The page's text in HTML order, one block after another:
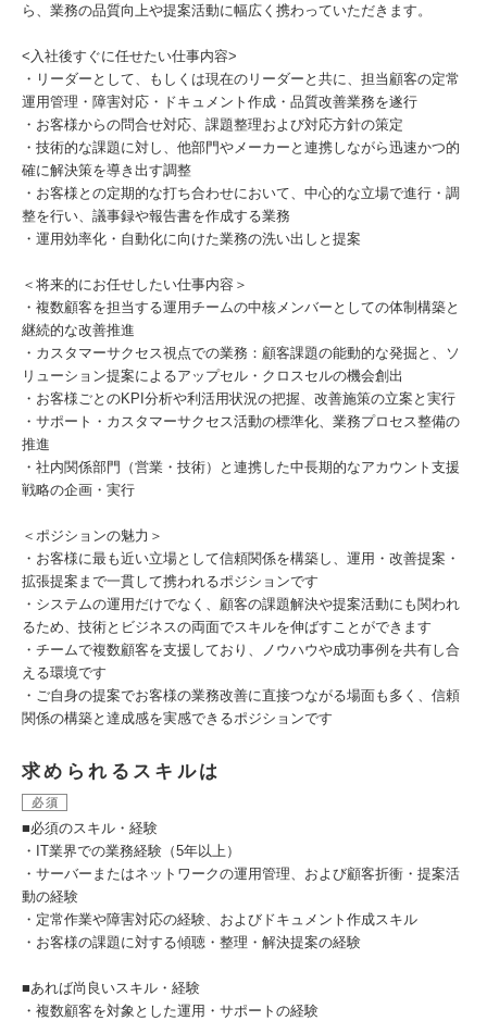
ら、業務の品質向上や提案活動に幅広く携わっていただきます。
<入社後すぐに任せたい仕事内容>
・リーダーとして、もしくは現在のリーダーと共に、担当顧客の定常
運用管理・障害対応・ドキュメント作成・品質改善業務を遂行
・お客様からの問合せ対応、課題整理および対応方針の策定
・技術的な課題に対し、他部門やメーカーと連携しながら迅速かつ的
確に解決策を導き出す調整
・お客様との定期的な打ち合わせにおいて、中心的な立場で進行・調
整を行い、議事録や報告書を作成する業務
・運用効率化・自動化に向けた業務の洗い出しと提案
＜将来的にお任せしたい仕事内容＞
・複数顧客を担当する運用チームの中核メンバーとしての体制構築と
継続的な改善推進
・カスタマーサクセス視点での業務：顧客課題の能動的な発掘と、ソ
リューション提案によるアップセル・クロスセルの機会創出
・お客様ごとのKPI分析や利活用状況の把握、改善施策の立案と実行
・サポート・カスタマーサクセス活動の標準化、業務プロセス整備の
推進
・社内関係部門（営業・技術）と連携した中長期的なアカウント支援
戦略の企画・実行
＜ポジションの魅力＞
・お客様に最も近い立場として信頼関係を構築し、運用・改善提案・
拡張提案まで一貫して携われるポジションです
・システムの運用だけでなく、顧客の課題解決や提案活動にも関われ
るため、技術とビジネスの両面でスキルを伸ばすことができます
・チームで複数顧客を支援しており、ノウハウや成功事例を共有し合
える環境です
・ご自身の提案でお客様の業務改善に直接つながる場面も多く、信頼
関係の構築と達成感を実感できるポジションです
求められるスキルは
必須
■必須のスキル・経験
・IT業界での業務経験（5年以上）
・サーバーまたはネットワークの運用管理、および顧客折衝・提案活
動の経験
・定常作業や障害対応の経験、およびドキュメント作成スキル
・お客様の課題に対する傾聴・整理・解決提案の経験
■あれば尚良いスキル・経験
・複数顧客を対象とした運用・サポートの経験